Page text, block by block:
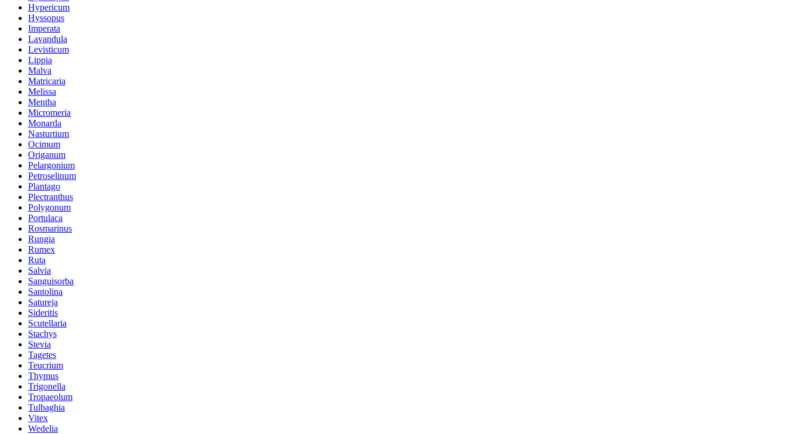
Hypericum
Hyssopus
Imperata
Lavandula
Levisticum
Lippia
Malva
Matricaria
Melissa
Mentha
Micromeria
Monarda
Nasturtium
Ocimum
Origanum
Pelargonium
Petroselinum
Plantago
Plectranthus
Polygonum
Portulaca
Rosmarinus
Rungia
Rumex
Ruta
Salvia
Sanguisorba
Santolina
Satureja
Sideritis
Scutellaria
Stachys
Stevia
Tagetes
Teucrium
Thymus
Trigonella
Tropaeolum
Tulbaghia
Vitex
Wedelia